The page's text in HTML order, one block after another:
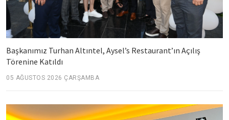
Başkanımız Turhan Altıntel, Aysel’s Restaurant’ın Açılış
Törenine Katıldı
05 AĞUSTOS 2026 ÇARŞAMBA